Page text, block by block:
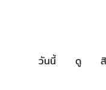
วันนี้ ดู